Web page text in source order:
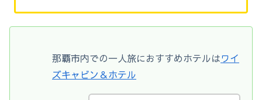
那覇市内での一人旅におすすめホテルはワイ
ズキャビン＆ホテル